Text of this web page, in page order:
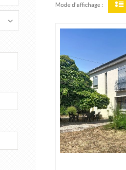
Mode d’affichage :